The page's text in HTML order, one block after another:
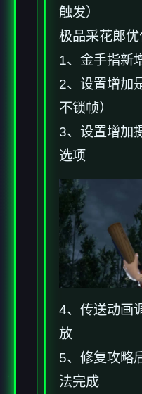
触发）
极品采花郎优
1、金手指新
2、设置增加
不锁帧）
3、设置增加
选项
4、传送动画
放
5、修复攻略
法完成